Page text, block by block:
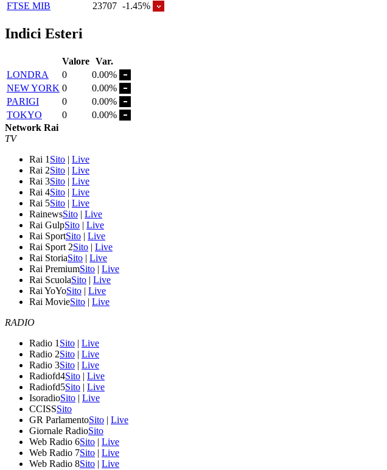
FTSE MIB
23707 -1.45%
Indici Esteri
Valore Var.
LONDRA
0
0.00%
NEW YORK 0
0.00%
PARIGI
0
0.00%
TOKYO
0
0.00%
Network Rai
TV
Rai 1 Sito | Live
Rai 2Sito | Live
Rai 3Sito | Live
Rai 4Sito | Live
Rai 5Sito | Live
RainewsSito | Live
Rai GulpSito | Live
Rai SportSito | Live
Rai Sport 2Sito | Live
Rai StoriaSito | Live
Rai PremiumSito | Live
Rai ScuolaSito | Live
Rai YoYoSito | Live
Rai MovieSito | Live
RADIO
Radio 1 Sito | Live
Radio 2Sito | Live
Radio 3Sito | Live
Radiofd4Sito | Live
Radiofd5Sito | Live
IsoradioSito | Live
CCISSSito
GR ParlamentoSito | Live
Giornale RadioSito
Web Radio 6Sito | Live
Web Radio 7Sito | Live
Web Radio 8Sito | Live